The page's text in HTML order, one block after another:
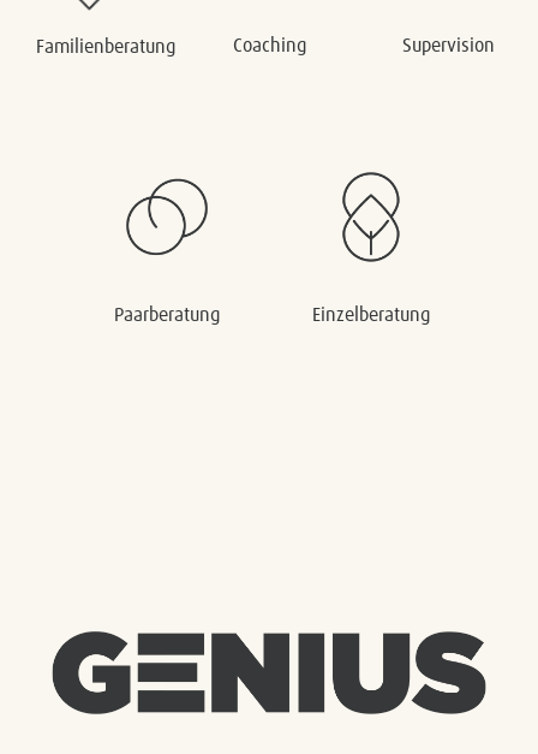
Familienberatung Coaching Supervision
Paarberatung Einzelberatung